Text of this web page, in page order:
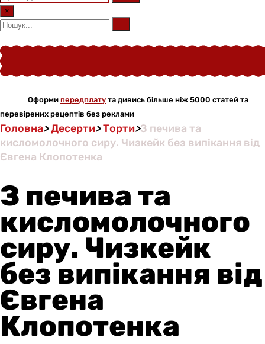
×
Оформи передплату та дивись більше ніж 5000 статей та
перевірених рецептів без реклами
Головна>Десерти>Торти>З печива та
кисломолочного сиру. Чизкейк без випікання від
Євгена Клопотенка
З печива та
кисломолочного
сиру. Чизкейк
без випікання від
Євгена
Клопотенка